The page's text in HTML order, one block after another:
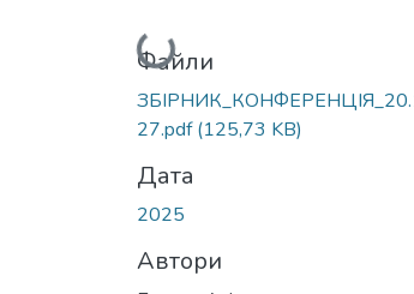
Вантажиться...
Файли
27.pdf(125,73 KB)
Дата
2025
Автори